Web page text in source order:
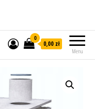
Menu
0
0,00 zł